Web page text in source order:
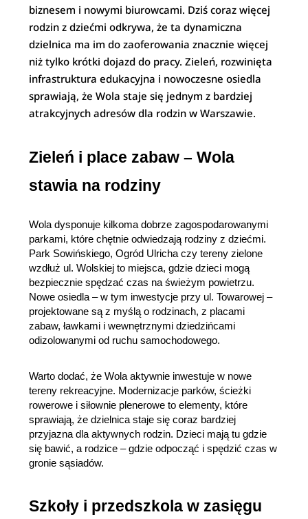
biznesem i nowymi biurowcami. Dziś coraz więcej
rodzin z dziećmi odkrywa, że ta dynamiczna
dzielnica ma im do zaoferowania znacznie więcej
niż tylko krótki dojazd do pracy. Zieleń, rozwinięta
infrastruktura edukacyjna i nowoczesne osiedla
sprawiają, że Wola staje się jednym z bardziej
atrakcyjnych adresów dla rodzin w Warszawie.
Zieleń i place zabaw – Wola
stawia na rodziny
Wola dysponuje kilkoma dobrze zagospodarowanymi
parkami, które chętnie odwiedzają rodziny z dziećmi.
Park Sowińskiego, Ogród Ulricha czy tereny zielone
wzdłuż ul. Wolskiej to miejsca, gdzie dzieci mogą
bezpiecznie spędzać czas na świeżym powietrzu.
Nowe osiedla – w tym inwestycje przy ul. Towarowej –
projektowane są z myślą o rodzinach, z placami
zabaw, ławkami i wewnętrznymi dziedzińcami
odizolowanymi od ruchu samochodowego.
Warto dodać, że Wola aktywnie inwestuje w nowe
tereny rekreacyjne. Modernizacje parków, ścieżki
rowerowe i siłownie plenerowe to elementy, które
sprawiają, że dzielnica staje się coraz bardziej
przyjazna dla aktywnych rodzin. Dzieci mają tu gdzie
się bawić, a rodzice – gdzie odpocząć i spędzić czas w
gronie sąsiadów.
Szkoły i przedszkola w zasięgu